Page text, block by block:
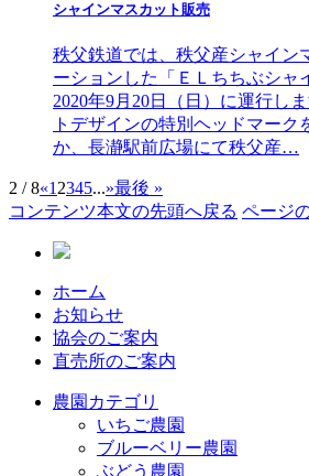
シャインマスカット販売
秩父鉄道では、秩父産シャイン
ーションした「ＥＬちちぶシャ
2020年9月20日（日）に運行し
トデザインの特別ヘッドマーク
か、長瀞駅前広場にて秩父産…
2 / 8«1 2345...»最後 »
コンテンツ本文の先頭へ戻る ページ
ホーム
お知らせ
協会のご案内
直売所のご案内
農園カテゴリ
いちご農園
ブルーベリー農園
ぶどう農園